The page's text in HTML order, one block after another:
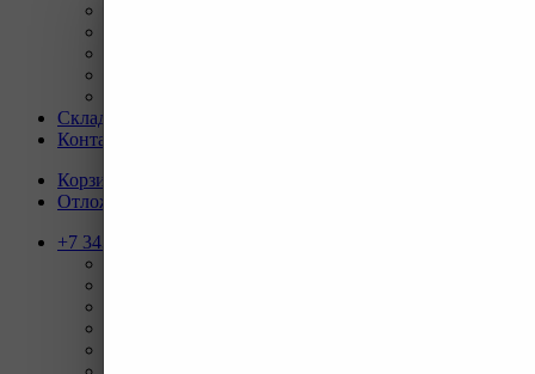
Склады
Контакты
Корзина
Отложенные
+7 343 247-83-62